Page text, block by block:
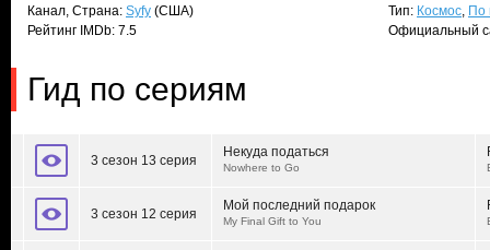
Канал, Страна: Syfy (США)
Рейтинг IMDb: 7.5
Тип: Космос, По
Официальный
Гид по сериям
3 сезон 13 серия
Некуда податься
Nowhere to Go
3 сезон 12 серия
Мой последний подарок
My Final Gift to You